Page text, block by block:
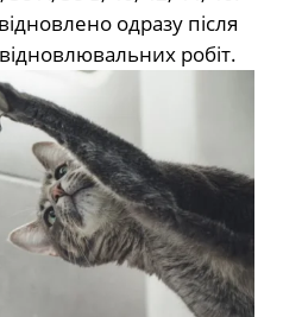
одразу після
робіт.